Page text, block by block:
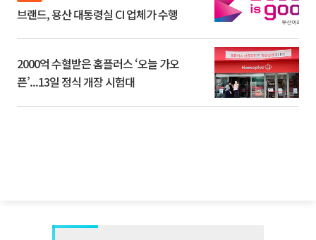
브랜드, 용산 대통령실 CI 업체가 수행
2000억 수혈받은 홈플러스 ‘오늘 가오
픈’...13일 정식 개장 시험대